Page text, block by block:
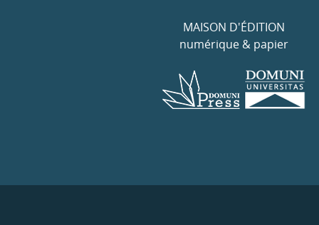
MAISON D'ÉDITION
numérique & papier